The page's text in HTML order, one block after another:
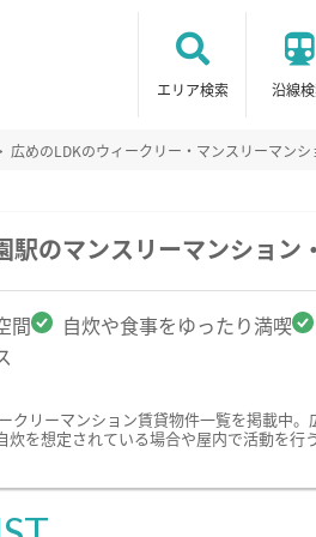
エリア検索 沿線
広めのLDKのウィークリー・マンスリーマン
のマンスリーマンション
間 自炊や食事をゆったり満喫
クリーマンション賃貸物件一覧を掲載中
炊を想定されている場合や屋内で活動を